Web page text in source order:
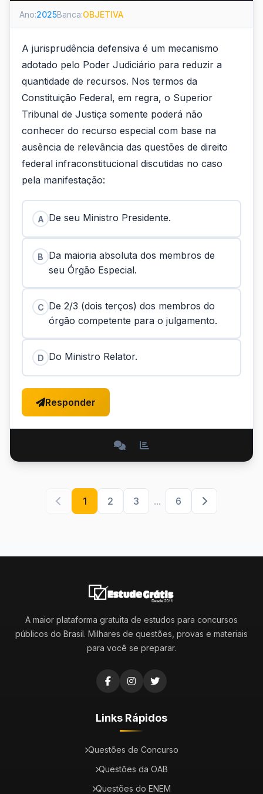
Ano:2025Banca:OBJETIVA
A jurisprudência defensiva é um mecanismo
adotado pelo Poder Judiciário para reduzir a
quantidade de recursos. Nos termos da
Constituição Federal, em regra, o Superior
Tribunal de Justiça somente poderá não
conhecer do recurso especial com base na
ausência de relevância das questões de direito
federal infraconstitucional discutidas no caso
pela manifestação:
A De seu Ministro Presidente.
B
Da maioria absoluta dos membros de
seu Órgão Especial.
C De 2/3 (dois terços) dos membros do
órgão competente para o julgamento.
D Do Ministro Relator.
Responder
1 2 3 ... 6
A maior plataforma gratuita de estudos para concursos
públicos do Brasil. Milhares de questões, provas e materiais
para você se preparar.
Links Rápidos
Questões de Concurso
Questões da OAB
Questões do ENEM